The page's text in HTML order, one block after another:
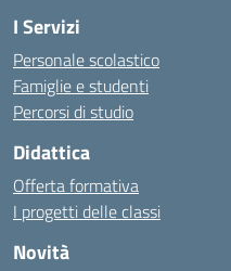
I Servizi
Personale scolastico
Famiglie e studenti
Percorsi di studio
Didattica
Offerta formativa
I progetti delle classi
Novità